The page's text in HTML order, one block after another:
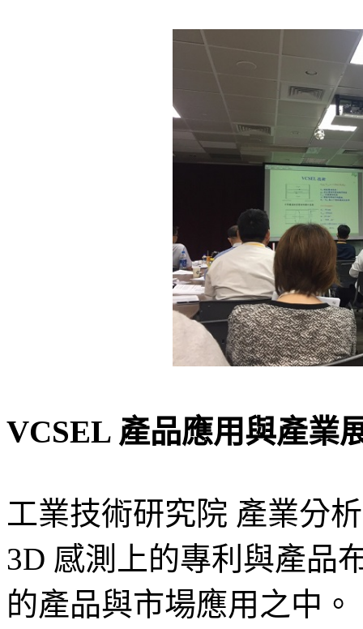
VCSEL 產品應用與產業
工業技術研究院 產業分
3D 感測上的專利與產品
的產品與市場應用之中。